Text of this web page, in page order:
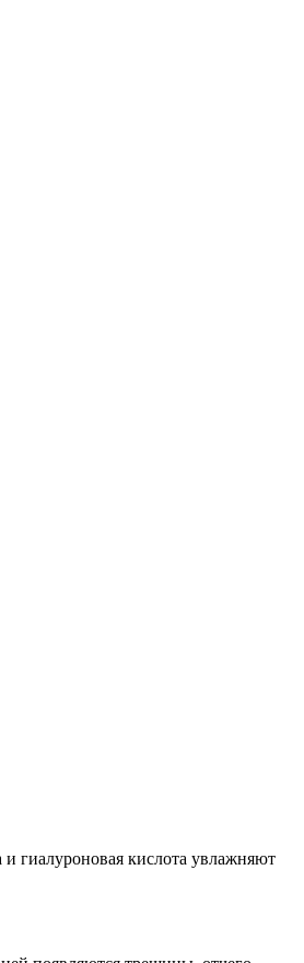
гиалуроновая кислота увлажняют